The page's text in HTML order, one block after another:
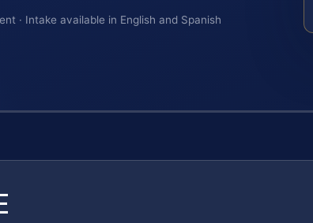
· Intake available in English and Spanish